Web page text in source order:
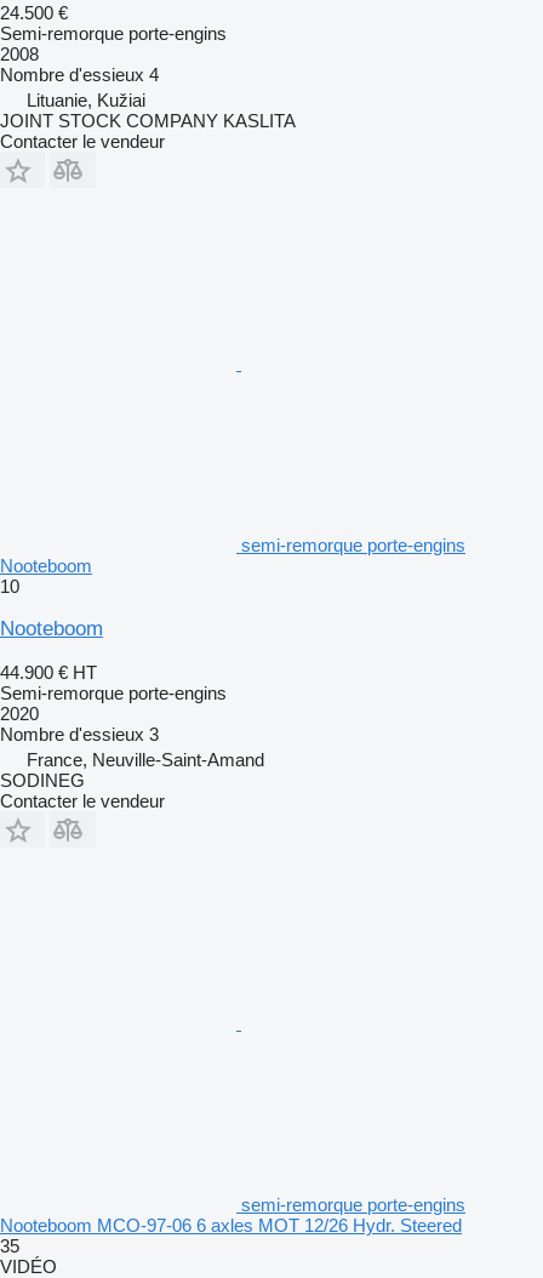
24.500 €
Semi-remorque porte-engins
2008
Nombre d'essieux 4
Lituanie, Kužiai
JOINT STOCK COMPANY KASLITA
Contacter le vendeur
semi-remorque porte-engins
Nooteboom
10
Nooteboom
44.900 € HT
Semi-remorque porte-engins
2020
Nombre d'essieux 3
France, Neuville-Saint-Amand
SODINEG
Contacter le vendeur
semi-remorque porte-engins
Nooteboom MCO-97-06 6 axles MOT 12/26 Hydr. Steered
35
VIDÉO